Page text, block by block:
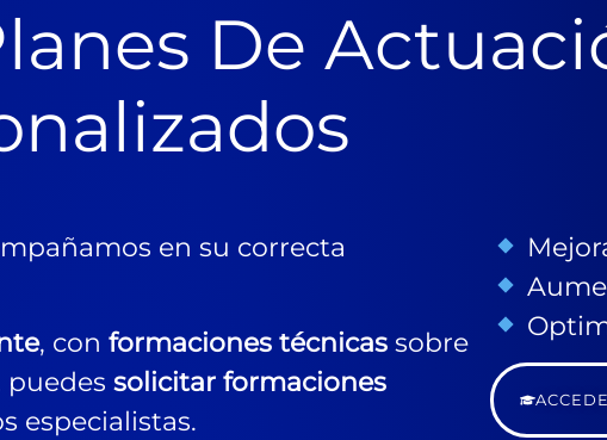
De
en su correcta
, con formaciones técnicas sobre
puedes solicitar formaciones
especialistas.